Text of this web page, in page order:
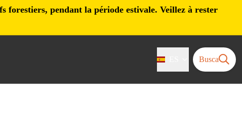
forestiers, pendant la période estivale. Veillez à rester
Busca